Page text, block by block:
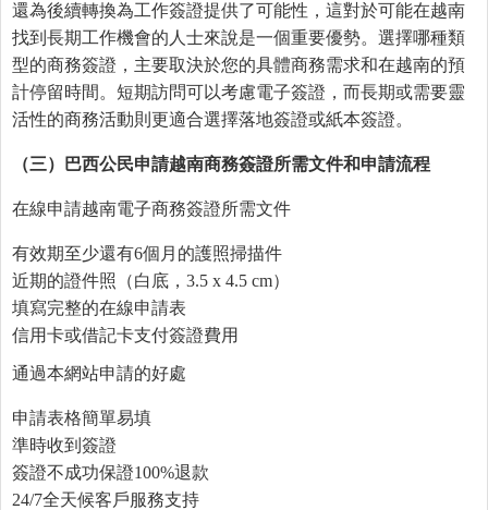
還為後續轉換為工作簽證提供了可能性，這對於可能在越南
找到長期工作機會的人士來說是一個重要優勢。選擇哪種類
型的商務簽證，主要取決於您的具體商務需求和在越南的預
計停留時間。短期訪問可以考慮電子簽證，而長期或需要靈
活性的商務活動則更適合選擇落地簽證或紙本簽證。
（三）巴西公民申請越南商務簽證所需文件和申請流程
在線申請越南電子商務簽證所需文件
有效期至少還有6個月的護照掃描件
近期的證件照（白底，3.5 x 4.5 cm）
填寫完整的在線申請表
信用卡或借記卡支付簽證費用
通過本網站申請的好處
申請表格簡單易填
準時收到簽證
簽證不成功保證100%退款
24/7全天候客戶服務支持